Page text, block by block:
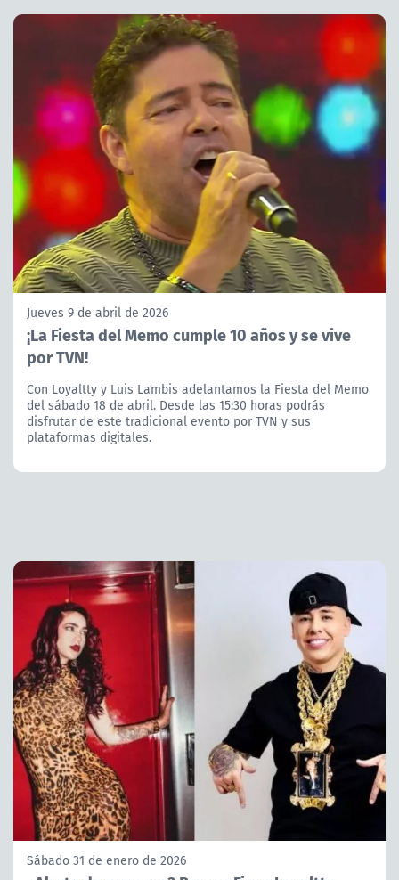
Jueves 9 de abril de 2026
¡La Fiesta del Memo cumple 10 años y se vive
por TVN!
Con Loyaltty y Luis Lambis adelantamos la Fiesta del Memo
del sábado 18 de abril. Desde las 15:30 horas podrás
disfrutar de este tradicional evento por TVN y sus
plataformas digitales.
Sábado 31 de enero de 2026